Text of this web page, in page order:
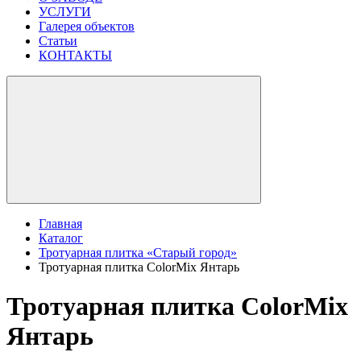
УСЛУГИ
Галерея объектов
Статьи
КОНТАКТЫ
Главная
Каталог
Тротуарная плитка «Старый город»
Тротуарная плитка ColorMix Янтарь
Тротуарная плитка ColorMix
Янтарь